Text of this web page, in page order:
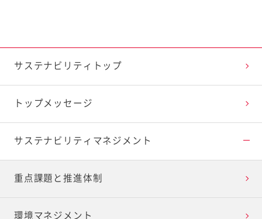
サステナビリティトップ
トップメッセージ
サステナビリティ マネジメント
重点課題と推進体制
環境マネジメント